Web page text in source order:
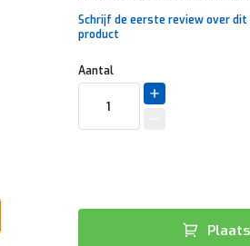
Schrijf de eerste review over dit
product
Uw
aanpassing
DIRECT
LEVERBAAR
Aantal